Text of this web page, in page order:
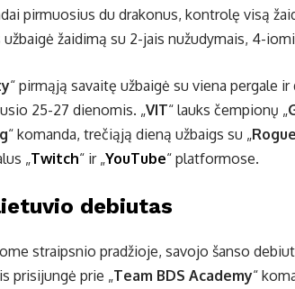
pirmuosius du drakonus, kontrolę visą
užbaigė žaidimą su 2-jais nužudymais, 4-
“ pirmąją savaitę užbaigė su viena pergale
25-27 dienomis. „VIT“ lauks čempionų „
“ komanda, trečiąją dieną užbaigs su „Rogue
„Twitch“ ir „YouTube“ platformose.
debiutas
straipsnio pradžioje, savojo šanso
prisijungė prie „Team BDS Academy“